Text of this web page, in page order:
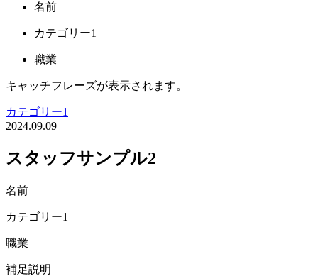
名前
カテゴリー1
職業
キャッチフレーズが表示されます。
カテゴリー1
2024.09.09
スタッフサンプル2
名前
カテゴリー1
職業
補足説明